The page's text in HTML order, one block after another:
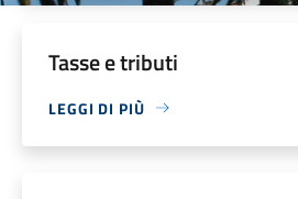
Tasse e tributi
LEGGI DI PIÙ